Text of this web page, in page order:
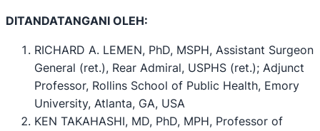
DITANDATANGANI OLEH:
RICHARD A. LEMEN, PhD, MSPH, Assistant Surgeon
General (ret.), Rear Admiral, USPHS (ret.); Adjunct
Professor, Rollins School of Public Health, Emory
University, Atlanta, GA, USA
KEN TAKAHASHI, MD, PhD, MPH, Professor of